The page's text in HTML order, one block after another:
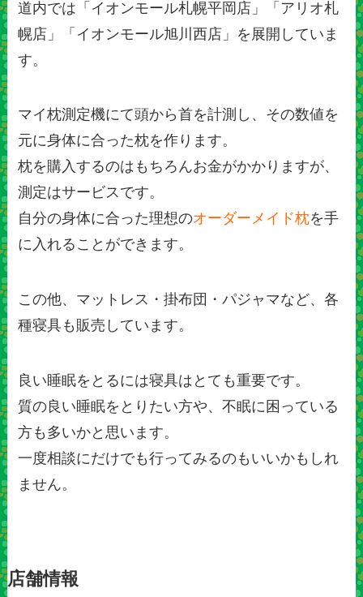
道内では「イオンモール札幌平岡店」「アリオ札
幌店」「イオンモール旭川西店」を展開していま
す。
マイ枕測定機にて頭から首を計測し、その数値を
元に身体に合った枕を作ります。
枕を購入するのはもちろんお金がかかりますが、
測定はサービスです。
自分の身体に合った理想のオーダーメイド枕を手
に入れることができます。
この他、マットレス・掛布団・パジャマなど、各
種寝具も販売しています。
良い睡眠をとるには寝具はとても重要です。
質の良い睡眠をとりたい方や、不眠に困っている
方も多いかと思います。
一度相談にだけでも行ってみるのもいいかもしれ
ません。
店舗情報